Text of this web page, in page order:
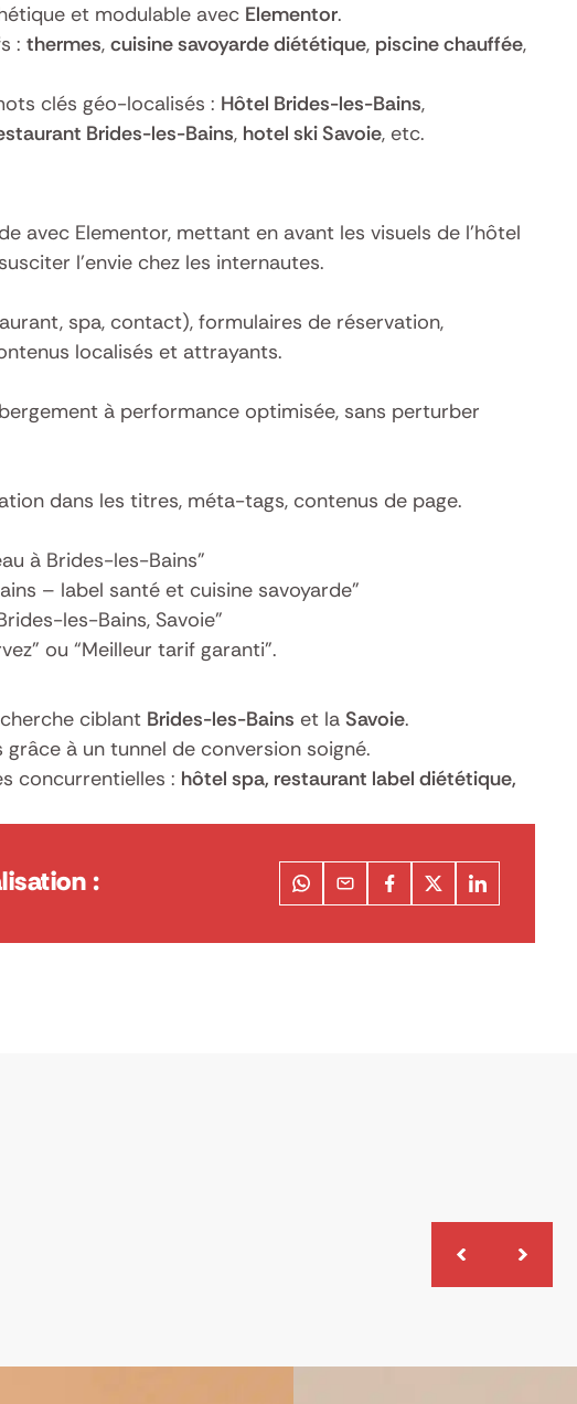
et modulable avec Elementor.
:thermes,cuisine savoyarde diététique, piscine chauffée,
clés géo-localisés : Hôtel Brides-les-Bains,
Brides-les-Bains, hotel ski Savoie, etc.
avec Elementor, mettant en avant les visuels de l’hôtel
l’envie chez les internautes.
spa, contact), formulaires de réservation,
localisés et attrayants.
à performance optimisée, sans perturber
dans les titres, méta-tags, contenus de page.
à Brides-les-Bains”
– label santé et cuisine savoyarde”
les-Bains, Savoie”
ou “Meilleur tarif garanti”.
ciblant Brides-les-Bains et laSavoie.
à un tunnel de conversion soigné.
concurrentielles : hôtel spa, restaurant label diététique,
: